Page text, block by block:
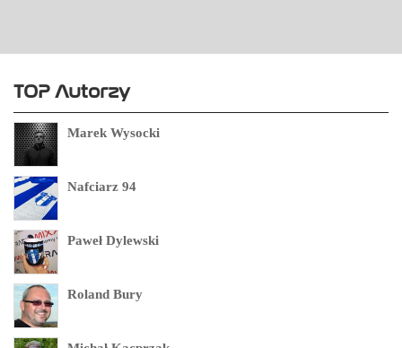
TOP Autorzy
Marek Wysocki
Nafciarz 94
Paweł Dylewski
Roland Bury